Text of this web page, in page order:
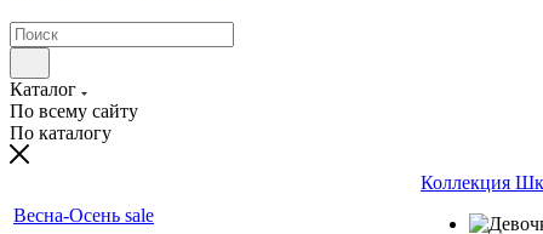
Каталог
По всему сайту
По каталогу
Весна-Осень sale
Коллекция